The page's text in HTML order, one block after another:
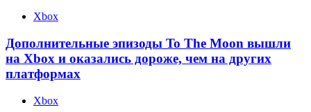
Xbox
Дополнительные эпизоды To The Moon вышли
на Xbox и оказались дороже, чем на других
платформах
Xbox